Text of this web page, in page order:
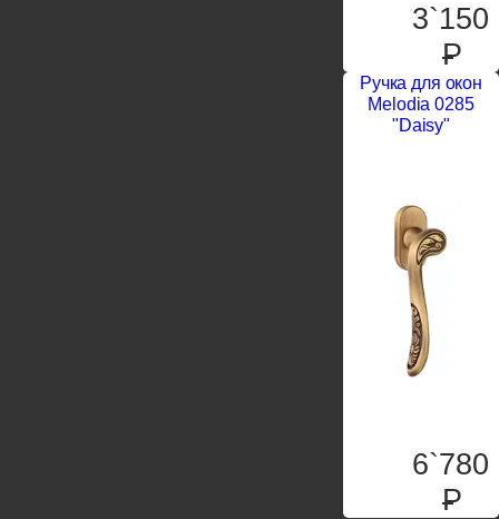
3`150
P
Ручка для окон
Melodia 0285
"Daisy"
6`780
P